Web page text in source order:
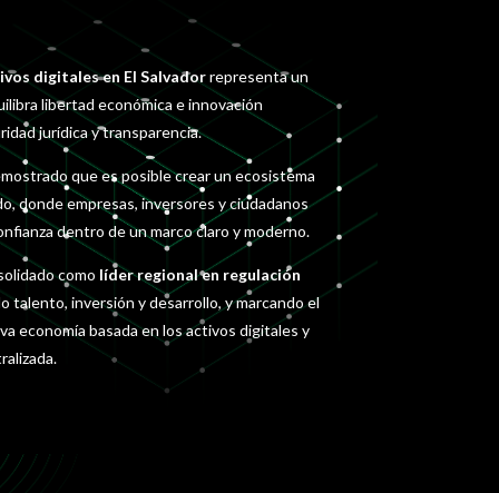
digitales en El Salvadorrepresenta un
libertad económica e innovación
jurídica y transparencia.
que es posible crear un ecosistema
donde empresas, inversores y ciudadanos
dentro de un marco claro y moderno.
como líder regional en regulación
talento, inversión y desarrollo, y marcando el
economía basada en los activos digitales y